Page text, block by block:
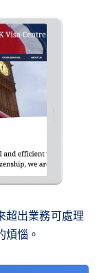
超出業務可處理
惱。